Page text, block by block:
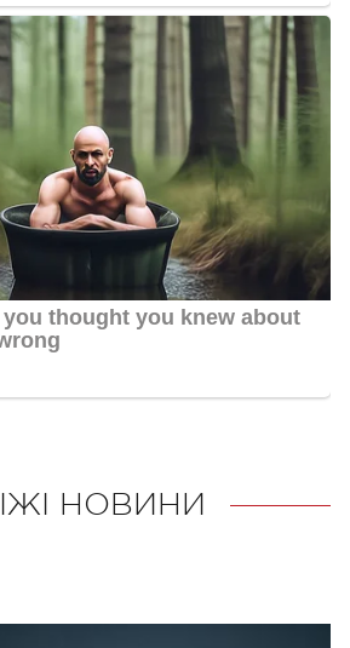
НОВИНИ